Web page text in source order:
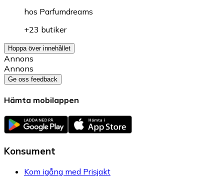
hos Parfumdreams
+23 butiker
Hoppa över innehållet
Annons
Annons
Ge oss feedback
Hämta mobilappen
Konsument
Kom igång med Prisjakt